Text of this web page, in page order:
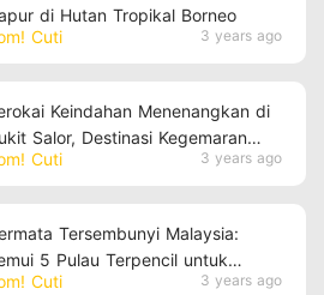
Cuti 3 years ago
di Hutan Tropikal Borneo
Cuti 3 years ago
Keindahan Menenangkan di
Salor, Destinasi Kegemaran
di Kelantan
Cuti 3 years ago
Tersembunyi Malaysia:
5 Pulau Terpencil untuk
Getaway yang